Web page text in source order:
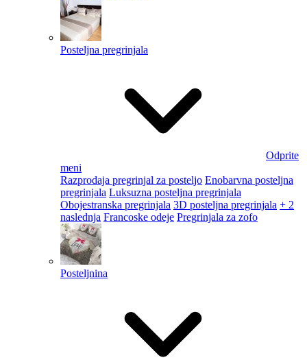
Posteljna pregrinjala
Odprite
meni
Razprodaja pregrinjal za posteljo Enobarvna posteljna
pregrinjala Luksuzna posteljna pregrinjala
Obojestranska pregrinjala 3D posteljna pregrinjala + 2
naslednja Francoske odeje Pregrinjala za zofo
Posteljnina